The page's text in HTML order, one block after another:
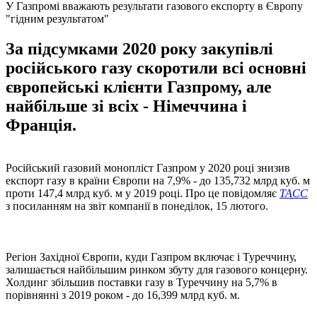
У Газпромі вважають результати газового експорту в Європу
"гідним результатом"
За підсумками 2020 року закупівлі
російського газу скоротили всі основні
європейські клієнти Газпрому, але
найбільше зі всіх - Німеччина і
Франція.
Російський газовий монопліст Газпром у 2020 році знизив
експорт газу в країни Європи на 7,9% - до 135,732 млрд куб. м
проти 147,4 млрд куб. м у 2019 році. Про це повідомляє ТАСС
з посиланням на звіт компанії в понеділок, 15 лютого.
Регіон Західної Європи, куди Газпром включає і Туреччину,
залишається найбільшим ринком збуту для газового концерну.
Холдинг збільшив поставки газу в Туреччину на 5,7% в
порівнянні з 2019 роком - до 16,399 млрд куб. м.